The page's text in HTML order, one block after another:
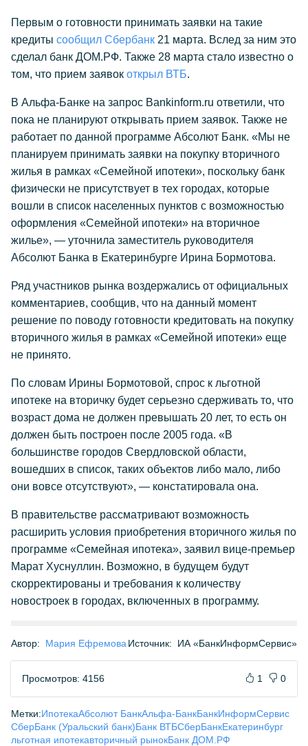
Первым о готовности принимать заявки на такие
кредиты сообщил Сбербанк 21 марта. Вслед за ним это
сделал банк ДОМ.РФ. Также 28 марта стало известно о
том, что прием заявок открыл ВТБ.
В Альфа-Банке на запрос Bankinform.ru ответили, что
пока не планируют открывать прием заявок. Также не
работает по данной программе Абсолют Банк. «Мы не
планируем принимать заявки на покупку вторичного
жилья в рамках «Семейной ипотеки», поскольку банк
физически не присутствует в тех городах, которые
вошли в список населенных пунктов с возможностью
оформления «Семейной ипотеки» на вторичное
жилье», — уточнила заместитель руководителя
Абсолют Банка в Екатеринбурге Ирина Бормотова.
Ряд участников рынка воздержались от официальных
комментариев, сообщив, что на данный момент
решение по поводу готовности кредитовать на покупку
вторичного жилья в рамках «Семейной ипотеки» еще
не принято.
По словам Ирины Бормотовой, спрос к льготной
ипотеке на вторичку будет серьезно сдерживать то, что
возраст дома не должен превышать 20 лет, то есть он
должен быть построен после 2005 года. «В
большинстве городов Свердловской области,
вошедших в список, таких объектов либо мало, либо
они вовсе отсутствуют», — констатировала она.
В правительстве рассматривают возможность
расширить условия приобретения вторичного жилья по
программе «Семейная ипотека», заявил вице-премьер
Марат Хуснуллин. Возможно, в будущем будут
скорректированы и требования к количеству
новостроек в городах, включенных в программу.
Автор: Мария Ефремова Источник: ИА «БанкИнформСервис»
Просмотров: 4156 1 0
Метки:ИпотекаАбсолют БанкАльфа-БанкБанкИнформСервис
СберБанк (Уральский банк)Банк ВТБСберБанкЕкатеринбург
льготная ипотекавторичный рынокБанк ДОМ.РФ